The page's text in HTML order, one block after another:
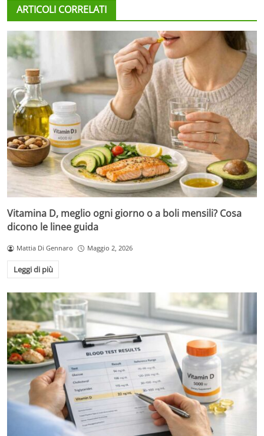
ARTICOLI CORRELATI
Vitamina D, meglio ogni giorno o a boli mensili? Cosa
dicono le linee guida
Mattia Di Gennaro Maggio 2, 2026
Leggi di più